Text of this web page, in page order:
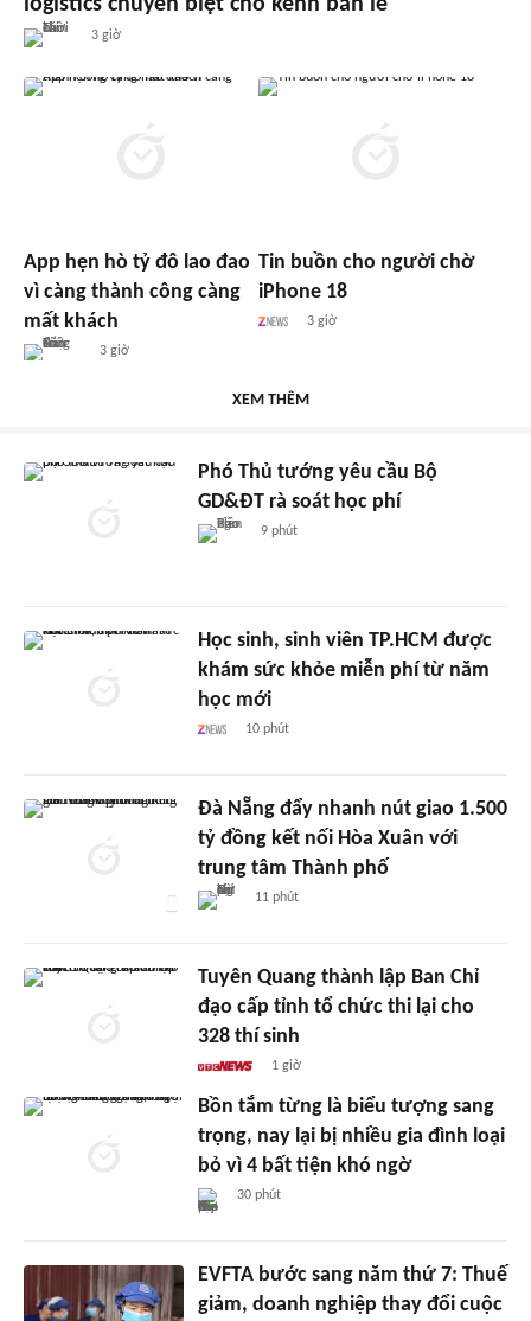
3 giờ
App hẹn hò tỷ đô lao đao
vì càng thành công càng
mất khách
3 giờ
Tin buồn cho người chờ
iPhone 18
3 giờ
XEM THÊM
Phó Thủ tướng yêu cầu Bộ
GD&ĐT rà soát học phí
9 phút
Học sinh, sinh viên TP.HCM được
khám sức khỏe miễn phí từ năm
học mới
10 phút
Đà Nẵng đẩy nhanh nút giao 1.500
tỷ đồng kết nối Hòa Xuân với
trung tâm Thành phố
11 phút
Tuyên Quang thành lập Ban Chỉ
đạo cấp tỉnh tổ chức thi lại cho
328 thí sinh
1 giờ
Bồn tắm từng là biểu tượng sang
trọng, nay lại bị nhiều gia đình loại
bỏ vì 4 bất tiện khó ngờ
30 phút
EVFTA bước sang năm thứ 7: Thuế
giảm, doanh nghiệp thay đổi cuộc